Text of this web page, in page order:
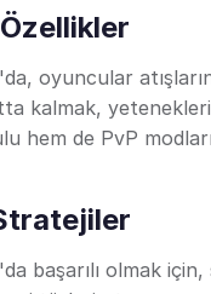
oyuncular
kalmak, yetenekleri
hem de PvP
başarılı olmak için,